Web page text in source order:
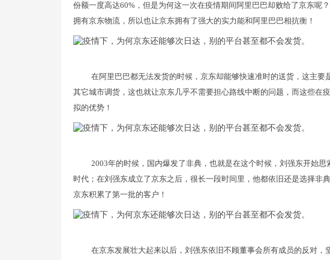
份额一度高达60%，但是为何这一次在疫情期间阿里巴巴却败给了京东呢
拥有京东物流，所以也让京东拥有了强大的实力能和阿里巴巴相抗衡！
在阿里巴巴都无法发货的时候，京东却能够快速准时的送货，这主
其它城市调货，这也就让京东几乎不需要担心路线中断的问题，而这些在
拟的优势！
2003年的时候，国内爆发了非典，也就是在这个时候，刘强东开始
时代；在刘强东成立了京东之后，很长一段时间里，他都依旧还是选择非
京东积累了第一批的客户！
在京东发展壮大起来以后，刘强东依旧不顾董事会所有成员的反对，